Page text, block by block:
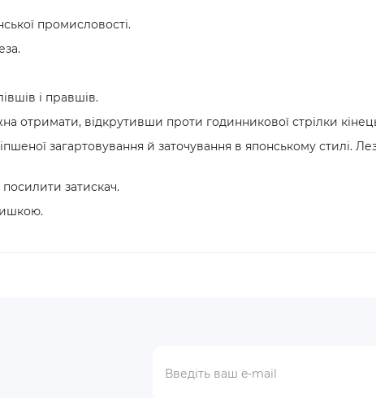
промисловості.
і правшів.
отримати, відкрутивши проти годинникової стрілки
загартовування й заточування в японському стилі.
затискач.